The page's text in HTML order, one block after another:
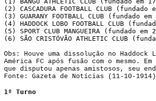
(2) CASCADURA FOOTBALL CLUB (fundado
(3) GUARANY FOOTBALL CLUB (fundado
(4) HADDOCK LOBO FOOTBALL CLUB
(5) SPORT CLUB MANGUEIRA (fundado em
(6) SÃO CRISTÓVÃO ATHLETIC CLUB
Obs: Houve uma dissolução no
América FC após fusão com o mesmo.
que disputou apenas amistosos, seu
Fonte: Gazeta de Notícias (11-10-1914)
1º Turno